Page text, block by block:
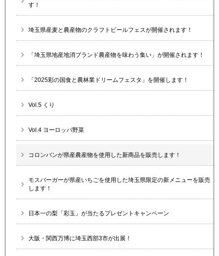
す！
埼玉県産麦と農産物のクラフトビールフェスが開催されます！
「埼玉県地産地消ブランド農産物を味わう集い」が開催されます！
「2025彩の国食と農林業ドリームフェスタ」を開催します！
Vol.5 くり
Vol.4 ヨーロッパ野菜
コロンバンが県産農産物を使用した新商品を販売します！
モスバーガーが県産いちごを使用した埼玉県限定の新メニューを販売
します！
日本一の梨「彩玉」が当たるプレゼントキャンペーン
大阪・関西万博に埼玉西部3市が出展！